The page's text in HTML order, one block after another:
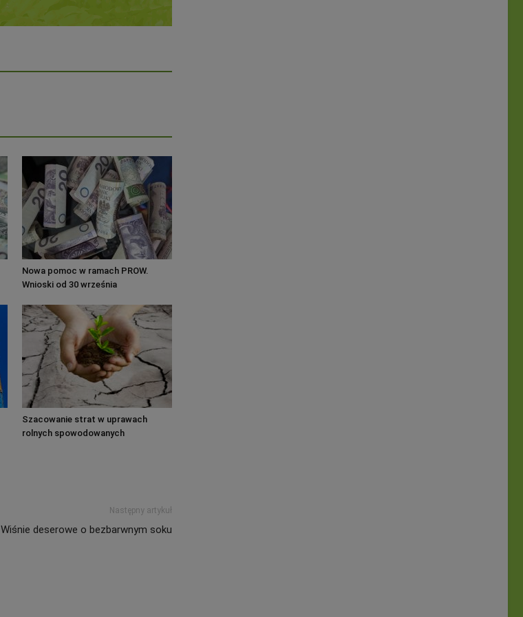
Nowa pomoc w ramach PROW.
Wnioski od 30 września
Szacowanie strat w uprawach
rolnych spowodowanych
Następny artykuł
Wiśnie deserowe o bezbarwnym soku